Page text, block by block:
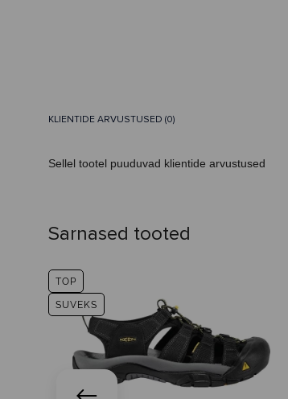
KLIENTIDE ARVUSTUSED (0)
Sellel tootel puuduvad klientide arvustused
Sarnased tooted
TOP
SUVEKS